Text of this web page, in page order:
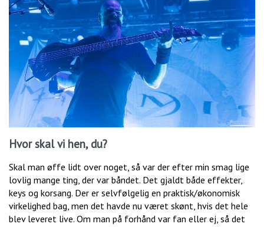
Hvor skal vi hen, du?
Skal man øffe lidt over noget, så var der efter min smag lige
lovlig mange ting, der var båndet. Det gjaldt både effekter,
keys og korsang. Der er selvfølgelig en praktisk/økonomisk
virkelighed bag, men det havde nu været skønt, hvis det hele
blev leveret live. Om man på forhånd var fan eller ej, så det